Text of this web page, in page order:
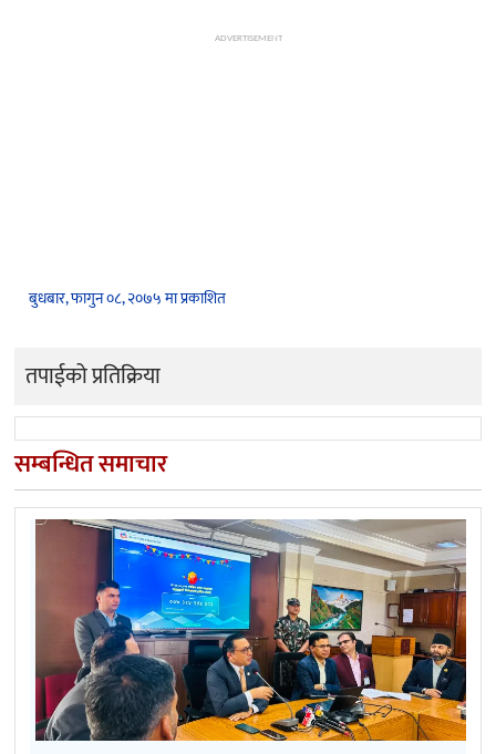
ADVERTISEMENT
बुधबार, फागुन ०८, २०७५ मा प्रकाशित
तपाईको प्रतिक्रिया
सम्बन्धित समाचार